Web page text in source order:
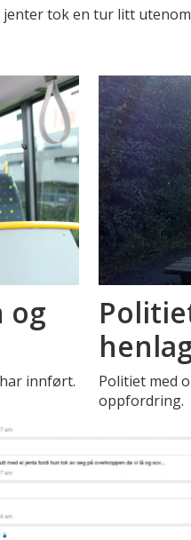
jenter tok en tur litt
og
innført.
Politiet med
oppfordring.